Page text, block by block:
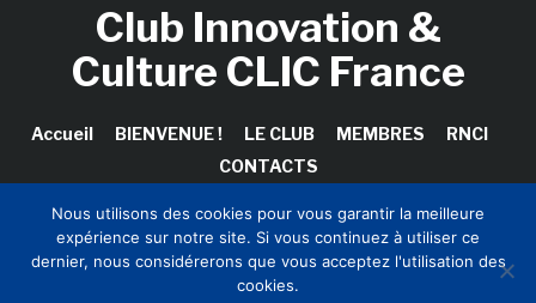
Club Innovation &
Culture CLIC France
Accueil BIENVENUE ! LE CLUB MEMBRES
RNCI
CONTACTS
Copyright © 2026 Club Innovation & Culture CLIC France /
Sinapses Conseils
Nous utilisons des cookies pour vous garantir la meilleure
expérience sur notre site. Si vous continuez à utiliser ce
dernier, nous considérerons que vous acceptez l'utilisation des
cookies.